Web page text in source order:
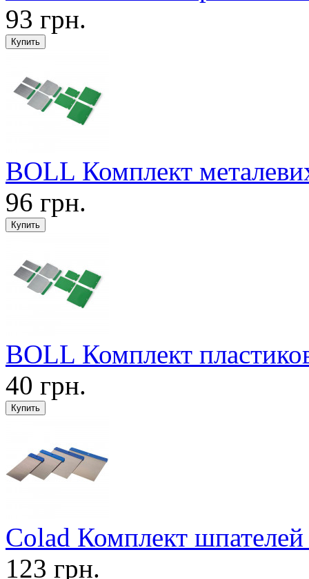
93 грн.
BOLL Комплект
96 грн.
BOLL Комплект
40 грн.
Colad Комплект
123 грн.